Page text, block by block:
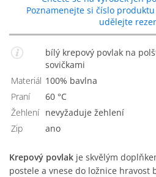
Poznamenejte si číslo produktu
udělejte
bílý krepový povlak na polštářek s pestrými
sovičkami
Materiál
100% bavlna
Praní
60 °C
Žehlení
Nevyžaduje žehlení
Zip
Ano
Krepový povlak je skvělým
postele a vnese do ložnice hravost